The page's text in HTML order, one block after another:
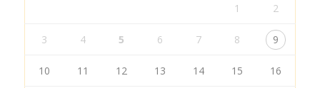
1 2
3 4 5 6 7 8 9
10 11 12 13 14 15 16